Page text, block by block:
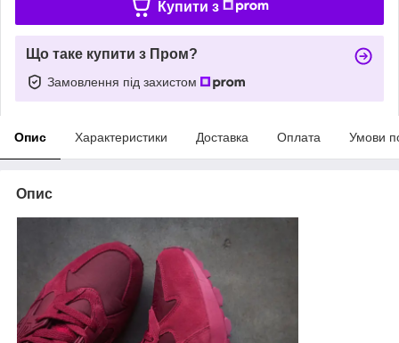
Купити з
Що таке купити з Пром?
Замовлення під захистом
Опис Характеристики Доставка Оплата Умови
Опис